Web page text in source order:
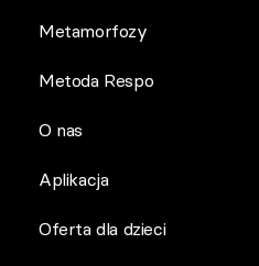
Metamorfozy
Metoda Respo
O nas
Aplikacja
Oferta dla dzieci